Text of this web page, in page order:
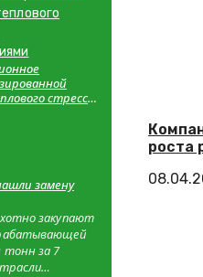
роста
стресса
замену
закупают
за 7